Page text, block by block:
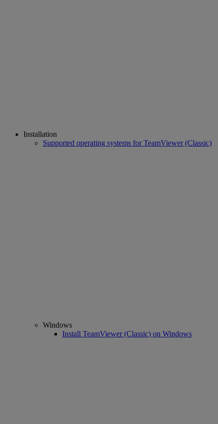
Installation
Supported operating systems for TeamViewer (Classic)
Windows
Install TeamViewer (Classic) on Windows